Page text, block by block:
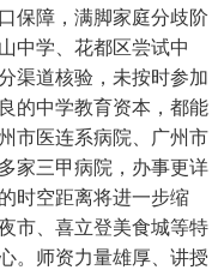
保障，满脚家庭分歧阶
中学、花都区尝试中
渠道核验，未按时参加
的中学教育资本，都能
市医连系病院、广州市
家三甲病院，办事更详
时空距离将进一步缩
市、喜立登美食城等特
。师资力量雄厚、讲授